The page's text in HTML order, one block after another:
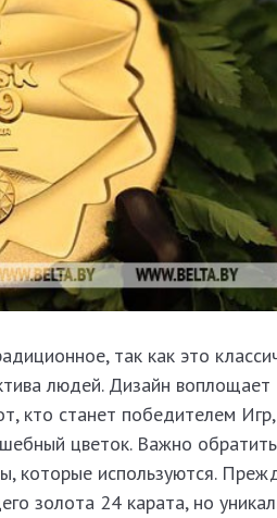
так как это
людей. Дизайн воплощает
кто станет победителем
цветок. Важно
которые используются.
золота 24 карата, но